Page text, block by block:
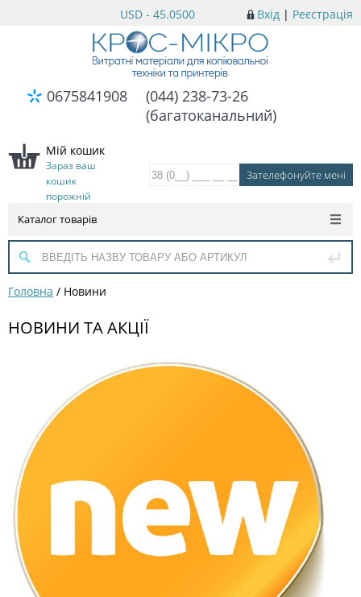
Вхід | Реєстрація
USD - 45.0500
0675841908
(044) 238-73-26
(багатоканальний)
Мій кошик
Зараз ваш
кошик
порожній
Каталог товарів
Головна / Новини
НОВИНИ ТА АКЦІЇ